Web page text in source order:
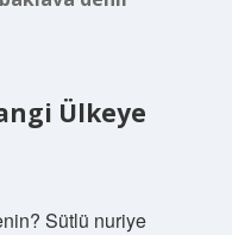
Ülkeye
Sütlü nuriye